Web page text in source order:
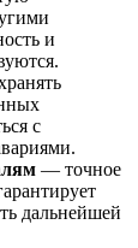
и
с
— точное
дальнейшей